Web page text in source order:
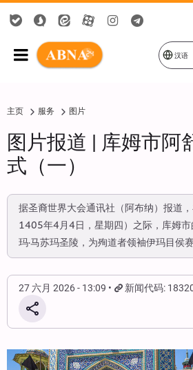
汉语
主页 服务 图片
图片报道 | 库姆市阿
式（一）
据圣裔世界大会通讯社（阿布纳）报道
1405年4月4日，星期四）之际，库姆
玛·马苏玛圣陵，为殉道者领袖伊玛目侯
27 六月 2026 - 13:09 新闻代码: